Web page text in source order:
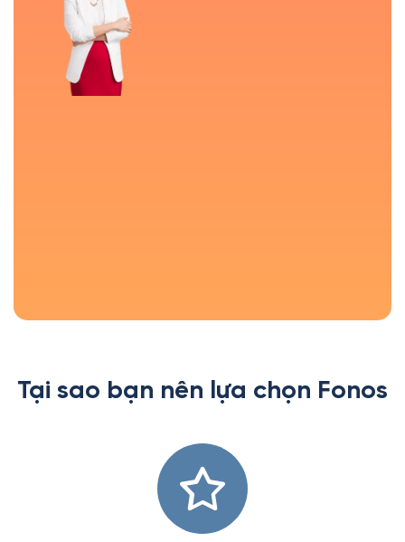
Tại sao bạn nên lựa chọn Fonos